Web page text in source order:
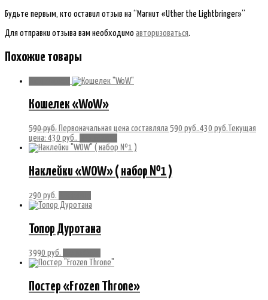
Будьте первым, кто оставил отзыв на “Магнит «Uther the Lightbringer»”
Для отправки отзыва вам необходимо авторизоваться.
Похожие товары
Кошелек «WoW»
590руб. Первоначальная цена составляла 590 руб..430 руб. Текущая
цена: 430 руб..
Наклейки «WOW» ( набор №1 )
290 руб.
Топор Дуротана
3990 руб.
Постер «Frozen Throne»